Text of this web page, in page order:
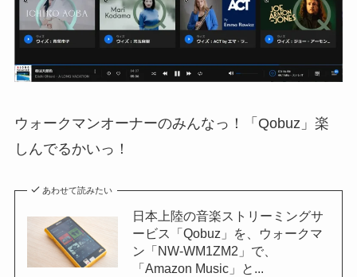
ウォークマンオーナーのみんなっ！「Qobuz」楽
しんでるかいっ！
あわせて読みたい
日本上陸の音楽ストリーミングサ
ービス「Qobuz」を、ウォークマ
ン「NW-WM1ZM2」で、
「Amazon Music」と...